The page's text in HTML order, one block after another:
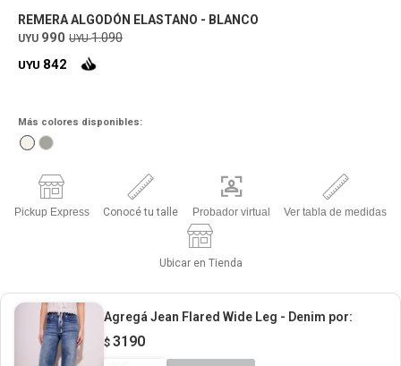
REMERA ALGODÓN ELASTANO - BLANCO
UYU 990 UYU 1.090
UYU 842
Más colores disponibles:
Pickup Express Conocé tu talle Probador virtual Ver tabla de medidas
Ubicar en Tienda
Agregá Jean Flared Wide Leg - Denim por:
$ 3190